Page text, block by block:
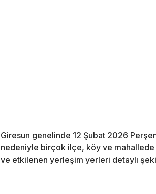
Giresun genelinde 12 Şubat 2026
nedeniyle birçok ilçe, köy ve mahallede
ve etkilenen yerleşim yerleri detaylı